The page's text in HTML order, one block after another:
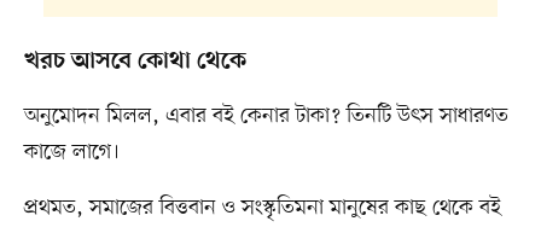
খরচ আসবে কোথা থেকে
অনুমোদন মিলল, এবার বই কেনার টাকা? তিনটি উৎস সাধারণত
কাজে লাগে।
প্রথমত, সমাজের বিত্তবান ও সংস্কৃতিমনা মানুষের কাছ থেকে বই